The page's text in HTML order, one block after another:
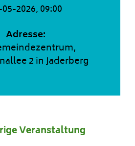
2026, 09:00
Adresse:
2 in Jaderberg
Veranstaltung